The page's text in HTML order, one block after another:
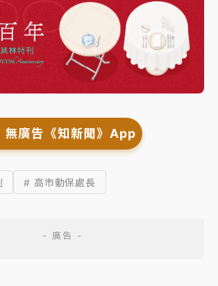
無廣告《知新聞》App
# 高市動保處長